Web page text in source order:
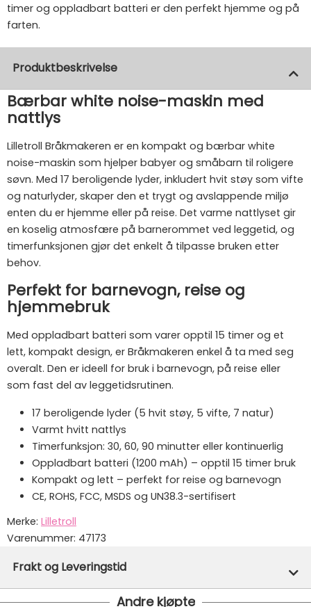
timer og oppladbart batteri er den perfekt hjemme og på
farten.
Produktbeskrivelse
Bærbar white noise-maskin med
nattlys
Lilletroll Bråkmakeren er en kompakt og bærbar white
noise-maskin som hjelper babyer og småbarn til roligere
søvn. Med 17 beroligende lyder, inkludert hvit støy som vifte
og naturlyder, skaper den et trygt og avslappende miljø
enten du er hjemme eller på reise. Det varme nattlyset gir
en koselig atmosfære på barnerommet ved leggetid, og
timerfunksjonen gjør det enkelt å tilpasse bruken etter
behov.
Perfekt for barnevogn, reise og
hjemmebruk
Med oppladbart batteri som varer opptil 15 timer og et
lett, kompakt design, er Bråkmakeren enkel å ta med seg
overalt. Den er ideell for bruk i barnevogn, på reise eller
som fast del av leggetidsrutinen.
17 beroligende lyder (5 hvit støy, 5 vifte, 7 natur)
Varmt hvitt nattlys
Timerfunksjon: 30, 60, 90 minutter eller kontinuerlig
Oppladbart batteri (1200 mAh) – opptil 15 timer bruk
Kompakt og lett – perfekt for reise og barnevogn
CE, ROHS, FCC, MSDS og UN38.3-sertifisert
Merke: Lilletroll
Varenummer: 47173
Frakt og Leveringstid
Andre kjøpte